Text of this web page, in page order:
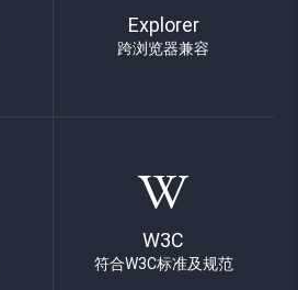
Explorer
跨浏览器兼容
W3C
符合W3C标准及规范